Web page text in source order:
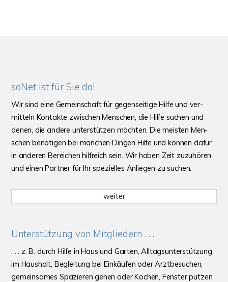
soNet ist für Sie da!
Wir sind eine Gemein­schaft für gegen­seitige Hilfe und ver­
mitteln Kon­takte zwischen Men­schen, die Hilfe suchen und
denen, die andere unter­stützen möchten. Die meisten Men­
schen benöti­gen bei man­chen Dingen Hilfe und können dafür
in anderen Berei­chen hilf­reich sein. Wir haben Zeit zuzu­hören
und einen Partner für Ihr spezielles Anliegen zu suchen.
weiter
Unterstützung von Mitgliedern . . .
. . . z. B. durch Hilfe in Haus und Garten, Alltags­unter­stützung
im Haus­halt, Beglei­tung bei Ein­käufen oder Arzt­besuchen,
gemein­sames Spazie­ren gehen oder Kochen, Fenster putzen,